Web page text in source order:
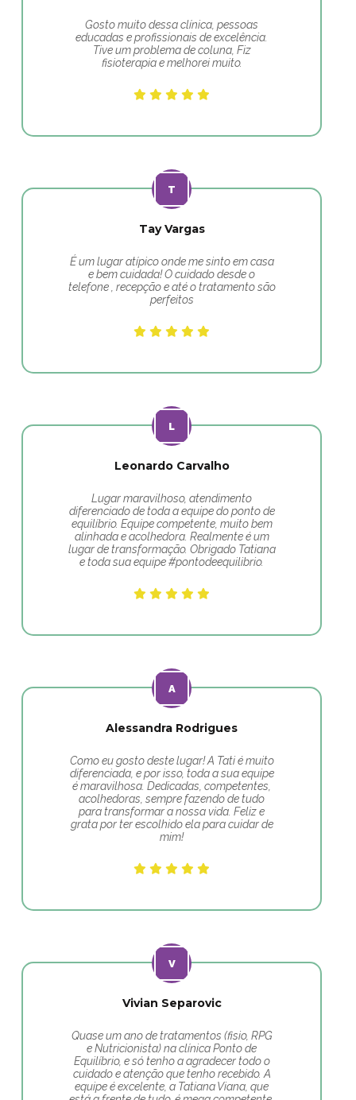
Gosto muito dessa clínica, pessoas
educadas e profissionais de excelência.
Tive um problema de coluna, Fiz
fisioterapia e melhorei muito.
Tay Vargas
É um lugar atípico onde me sinto em casa
e bem cuidada! O cuidado desde o
telefone , recepção e até o tratamento são
perfeitos
Leonardo Carvalho
Lugar maravilhoso, atendimento
diferenciado de toda a equipe do ponto de
equilíbrio. Equipe competente, muito bem
alinhada e acolhedora. Realmente é um
lugar de transformação. Obrigado Tatiana
e toda sua equipe #pontodeequilibrio.
Alessandra Rodrigues
Como eu gosto deste lugar! A Tati é muito
diferenciada, e por isso, toda a sua equipe
é maravilhosa. Dedicadas, competentes,
acolhedoras, sempre fazendo de tudo
para transformar a nossa vida. Feliz e
grata por ter escolhido ela para cuidar de
mim!
Vivian Separovic
Quase um ano de tratamentos (fisio, RPG
e Nutricionista) na clínica Ponto de
Equilíbrio, e só tenho a agradecer todo o
cuidado e atenção que tenho recebido. A
equipe é excelente, a Tatiana Viana, que